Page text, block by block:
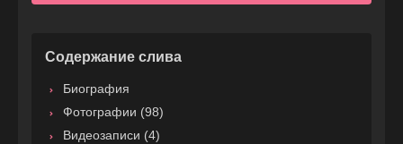
Содержание слива
Биография
Фотографии (98)
Видеозаписи (4)